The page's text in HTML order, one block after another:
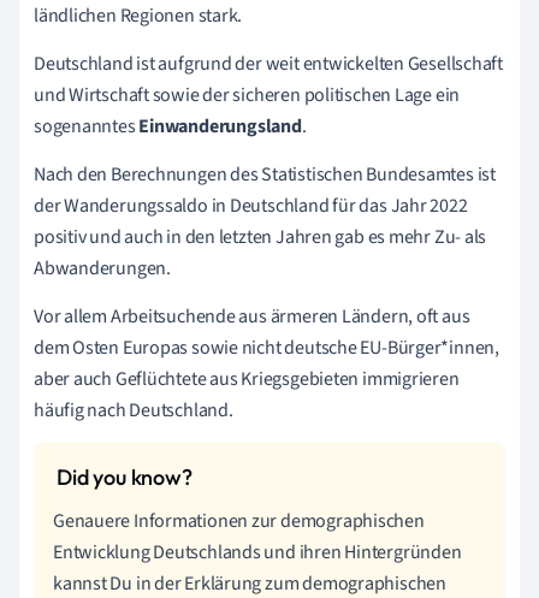
ländlichen Regionen stark.
Deutschland ist aufgrund der weit entwickelten Gesellschaft
und Wirtschaft sowie der sicheren politischen Lage ein
sogenanntesEinwanderungsland.
Nach den Berechnungen des Statistischen Bundesamtes ist
der Wanderungssaldo in Deutschland für das Jahr 2022
positiv und auch in den letzten Jahren gab es mehr Zu- als
Abwanderungen.
Vor allem Arbeitsuchende aus ärmeren Ländern, oft aus
dem Osten Europas sowie nicht deutsche EU-Bürger*innen,
aber auch Geflüchtete aus Kriegsgebieten immigrieren
häufig nach Deutschland.
Genauere Informationen zur demographischen
Entwicklung Deutschlands und ihren Hintergründen
kannst Du in der Erklärung zum demographischen